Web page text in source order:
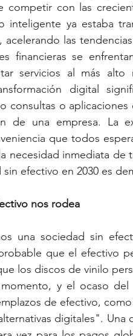
competir con las
inteligente ya estaba
las
financieras se
servicios al más
digital
consultas o
de una empresa. La
que todos
necesidad inmediata de
sin efectivo en 2030 es
nos rodea
una sociedad sin
que el efectivo
los discos de vinilo
y el ocaso
de efectivo,
digitales". Una